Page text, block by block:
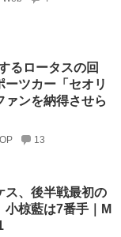
るロータスの回
ツカー「セオリ
ァンを納得させら
13
ス、後半戦最初の
小椋藍は7番手｜M